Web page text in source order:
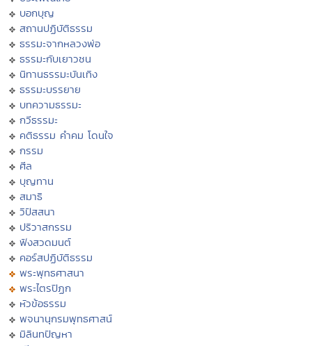
บอกบุญ
สถานปฏิบัติธรรม
ธรรมะจากหลวงพ่อ
ธรรมะกับเยาวชน
นิทานธรรมะบันเทิง
ธรรมะบรรยาย
บทความธรรมะ
กวีธรรมะ
คติธรรม คำคม โดนใจ
กรรม
ศีล
บุญทาน
สมาธิ
วิปัสสนา
ปริวาสกรรม
ฟังสวดมนต์
คอร์สปฏิบัติธรรม
พระพุทธศาสนา
พระไตรปิฏก
หัวข้อธรรม
พจนานุกรมพุทธศาสน์
มิลินทปัญหา